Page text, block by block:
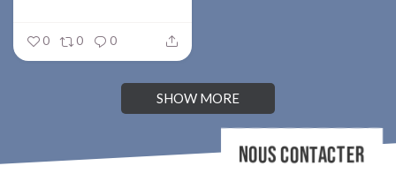
0 0 0
SHOW MORE
NOUS CONTACTER